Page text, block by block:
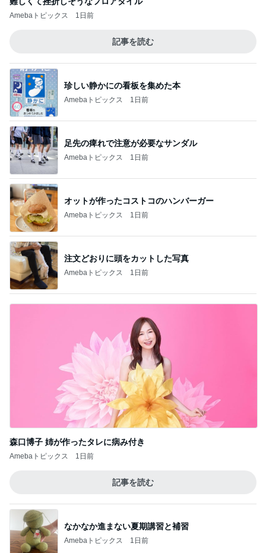
Amebaトピックス 1日前
記事を読む
珍しい静かにの看板を集めた本
Amebaトピックス 1日前
足先の痺れで注意が必要なサンダル
Amebaトピックス 1日前
オットが作ったコストコのハンバーガー
Amebaトピックス 1日前
注文どおりに頭をカットした写真
Amebaトピックス 1日前
森口博子 姉が作ったタレに病み付き
Amebaトピックス 1日前
記事を読む
なかなか進まない夏期講習と補習
Amebaトピックス 1日前